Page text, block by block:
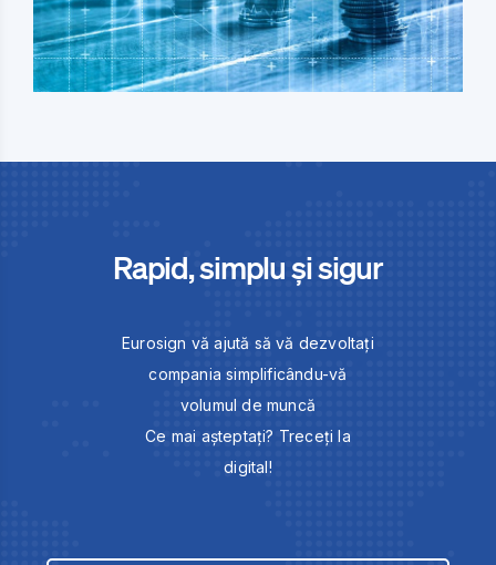
Rapid, simplu și sigur
Eurosign vă ajută să vă dezvoltați
compania simplificându-vă
volumul de muncă
Ce mai așteptați? Treceți la
digital!